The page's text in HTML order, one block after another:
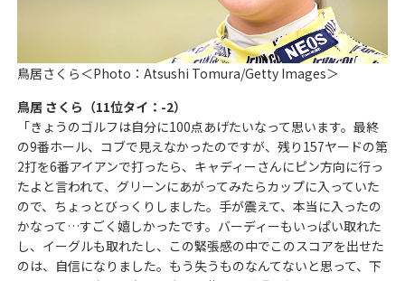
鳥居さくら＜Photo：Atsushi Tomura/Getty Images＞
鳥居 さくら（11位タイ：-2）
「きょうのゴルフは自分に100点あげたいなって思います。最終
の9番ホール、コブで見えなかったのですが、残り157ヤードの第
2打を6番アイアンで打ったら、キャディーさんにピン方向に行っ
たよと言われて、グリーンにあがってみたらカップに入っていた
ので、ちょっとびっくりしました。手が震えて、本当に入ったの
かなって…すごく嬉しかったです。バーディーもいっぱい取れた
し、イーグルも取れたし、この緊張感の中でこのスコアを出せた
のは、自信になりました。もう失うものなんてないと思って、下